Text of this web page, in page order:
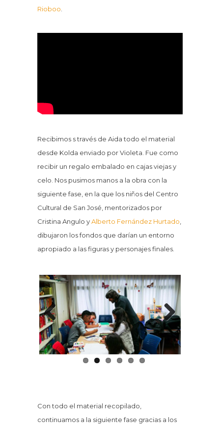
Rioboo.
Recibimos s través de Aida todo el material
desde Kolda enviado por Violeta. Fue como
recibir un regalo embalado en cajas viejas y
celo. Nos pusimos manos a la obra con la
siguiente fase, en la que los niños del Centro
Cultural de San José, mentorizados por
Cristina Angulo yAlberto Fernández Hurtado
dibujaron los fondos que darían un entorno
apropiado a las figuras y personajes finales.
Previous Next
Con todo el material recopilado,
continuamos a la siguiente fase gracias a los